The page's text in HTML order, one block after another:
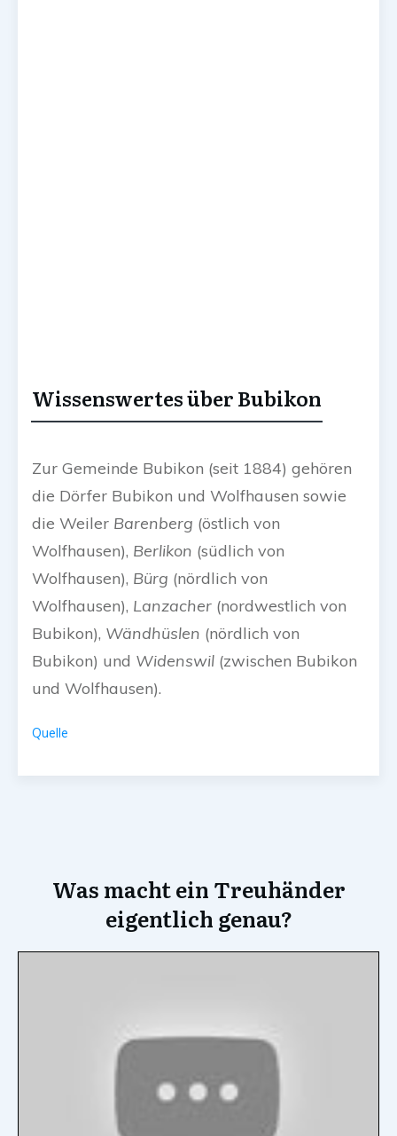
Wissenswertes über Bubikon
Zur Gemeinde Bubikon (seit 1884) gehören
die Dörfer Bubikon und Wolfhausen sowie
die Weiler Barenberg (östlich von
Wolfhausen), Berlikon (südlich von
Wolfhausen), Bürg (nördlich von
Wolfhausen), Lanzacher (nordwestlich von
Bubikon), Wändhüslen (nördlich von
Bubikon) und Widenswil (zwischen Bubikon
und Wolfhausen).
Quelle
Was macht ein Treuhänder
eigentlich genau?